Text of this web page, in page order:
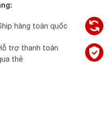
hàng toàn quốc
trợ thanh toán
thẻ